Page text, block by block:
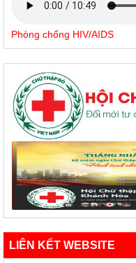
Phòng chống HIV/AIDS
LIÊN KẾT WEBSITE